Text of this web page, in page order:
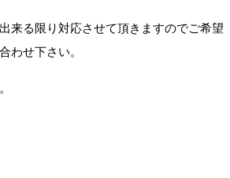
来る限り対応させて頂きますのでご希望
わせ下さい。